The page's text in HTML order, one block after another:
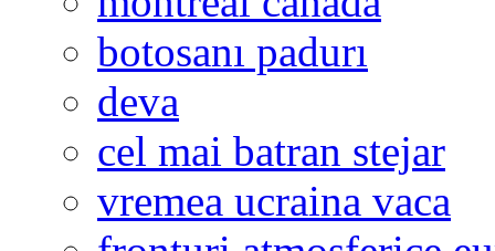
botosanı padurı
deva
cel mai batran stejar
vremea ucraina vaca